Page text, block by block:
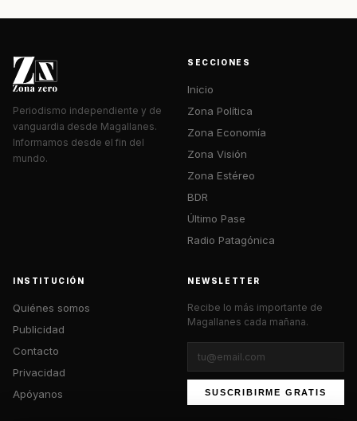
Periodismo independiente y de
vanguardia desde Magallanes.
Informamos desde el fin del
mundo.
SECCIONES
Inicio
Zona Política
Zona Economía
Zona Visión
Zona Estéreo
BDR
Último Pase
Radio Patagónica
INSTITUCIÓN
Quiénes somos
Publicidad
Contacto
Privacidad
Apóyanos
NEWSLETTER
Recibe lo más importante de
Magallanes cada mañana.
SUSCRIBIRME GRATIS